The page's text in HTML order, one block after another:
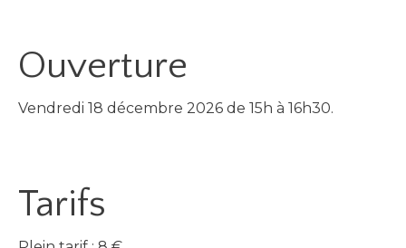
Ouverture
Vendredi 18 décembre 2026 de 15h à 16h30.
Tarifs